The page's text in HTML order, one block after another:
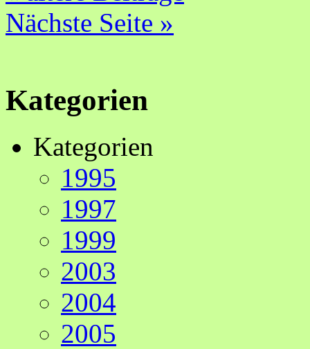
Nächste Seite »
Kategorien
Kategorien
1995
1997
1999
2003
2004
2005